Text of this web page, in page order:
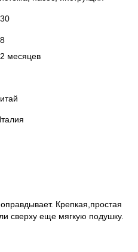
месяцев
Крепкая,простая
сверху еще мягкую подушку.